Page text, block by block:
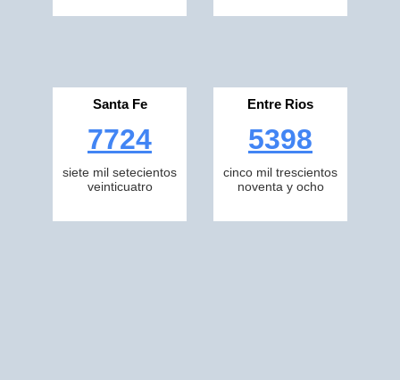
Santa Fe
7724
siete mil setecientos
veinticuatro
Entre Rios
5398
cinco mil trescientos
noventa y ocho